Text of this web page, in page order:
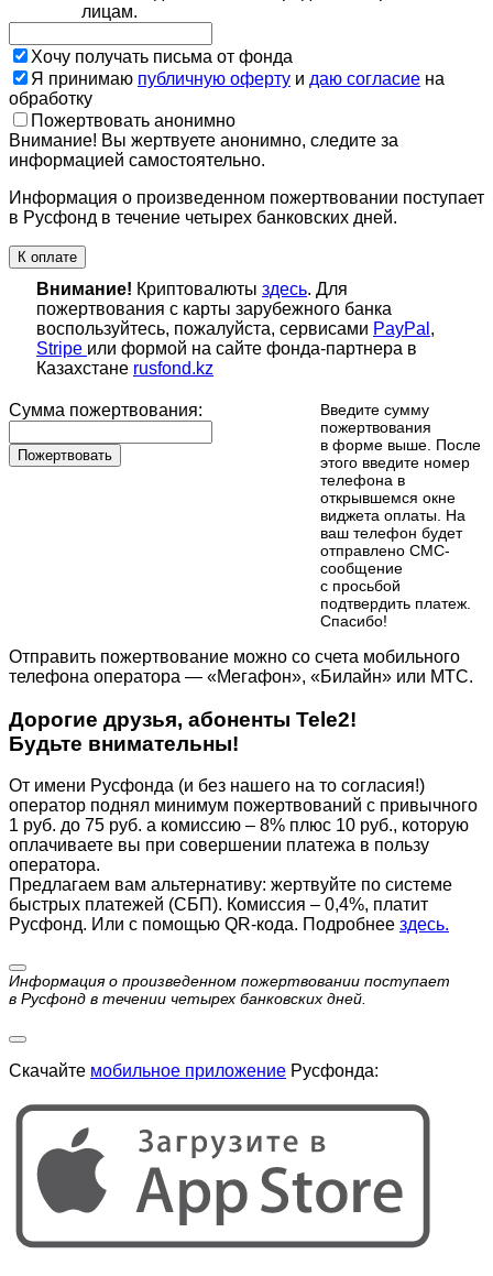
лицам.
Хочу получать письма от фонда
Я принимаю публичную оферту и даю согласие на
обработку
Пожертвовать анонимно
Внимание! Вы жертвуете анонимно, следите за
информацией самостоятельно.
Информация о произведенном пожертвовании поступает
в Русфонд в течение четырех банковских дней.
К оплате
Внимание! Криптовалюты здесь. Для
пожертвования с карты зарубежного банка
воспользуйтесь, пожалуйста, сервисами PayPal ,
Stripe или формой на сайте фонда-партнера в
Казахстане rusfond.kz
Сумма пожертвования:
Пожертвовать
Введите сумму
пожертвования
в форме выше. После
этого введите номер
телефона в
открывшемся окне
виджета оплаты. На
ваш телефон будет
отправлено СМС-
сообщение
с просьбой
подтвердить платеж.
Cпасибо!
Отправить пожертвование можно со счета мобильного
телефона оператора — «Мегафон», «Билайн» или МТС.
Дорогие друзья, абоненты Tele2!
Будьте внимательны!
От имени Русфонда (и без нашего на то согласия!)
оператор поднял минимум пожертвований с привычного
1 руб. до 75 руб. а комиссию – 8% плюс 10 руб., которую
оплачиваете вы при совершении платежа в пользу
оператора.
Предлагаем вам альтернативу: жертвуйте по cистеме
быстрых платежей (СБП). Комиссия – 0,4%, платит
Русфонд. Или с помощью QR-кода. Подробнее здесь.
Информация о произведенном пожертвовании поступает
в Русфонд в течении четырех банковских дней.
Скачайте мобильное приложение Русфонда: